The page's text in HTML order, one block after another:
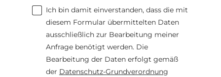
Ich bin damit einverstanden, dass die mit
diesem Formular übermittelten Daten
ausschließlich zur Bearbeitung meiner
Anfrage benötigt werden. Die
Bearbeitung der Daten erfolgt gemäß
der Datenschutz-Grundverordnung